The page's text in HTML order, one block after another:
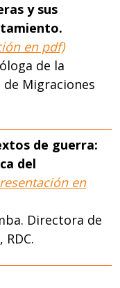
y sus
en pdf)
de la
de Migraciones
de guerra:
del
en
Directora de